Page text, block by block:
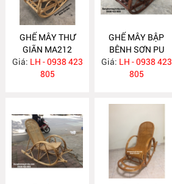
GHẾ MÂY THƯ
GIÃN MA212
Giá: LH - 0938 423
805
GHẾ MÂY BẬP
BÊNH SƠN PU
NÂU MA209
Giá: LH - 0938 423
805